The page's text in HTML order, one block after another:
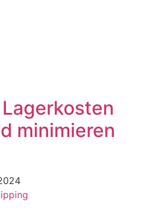
minimieren